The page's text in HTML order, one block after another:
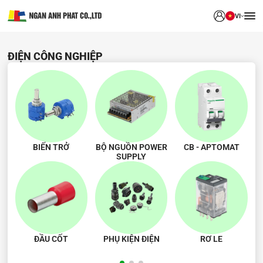
VI
ĐIỆN CÔNG NGHIỆP
BIẾN TRỞ
BỘ NGUỒN POWER
SUPPLY
CB - APTOMAT
ĐẦU CỐT PHỤ KIỆN ĐIỆN RƠ LE